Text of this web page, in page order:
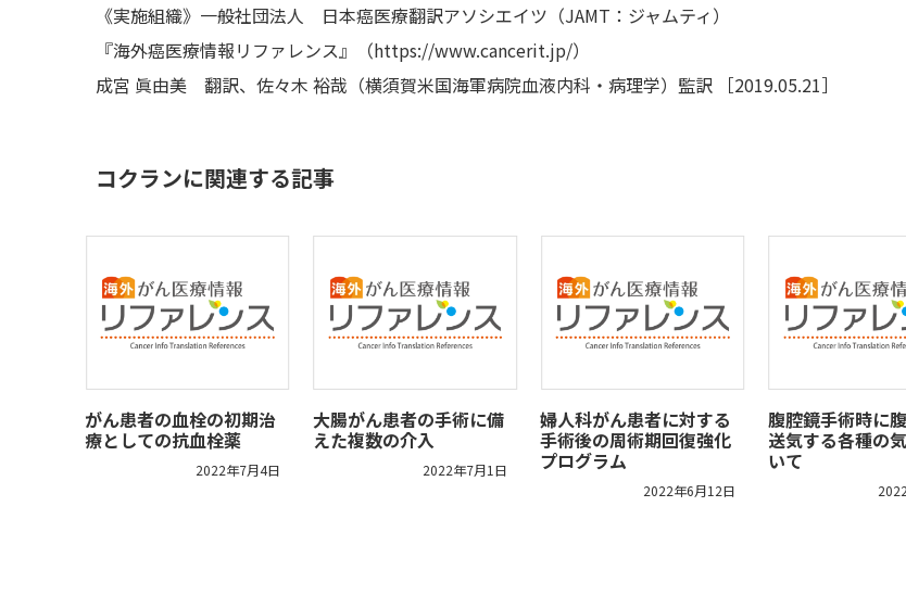
《実施組織》一般社団法人 日本癌医療翻訳アソシエイツ（JAMT：ジャムティ）
『海外癌医療情報リファレンス』（https://www.cancerit.jp/）
成宮 眞由美 翻訳、佐々木 裕哉（横須賀米国海軍病院血液内科・病理学）監訳 ［2019.05.21］
コクランに関連する記事
がん患者の血栓の初期治
療としての抗血栓薬
2022年7月4日
大腸がん患者の手術に備
えた複数の介入
2022年7月1日
婦人科がん患者に対する
手術後の周術期回復強化
プログラム
2022年6月12日
腹腔鏡手術時に
送気する各種の
いて